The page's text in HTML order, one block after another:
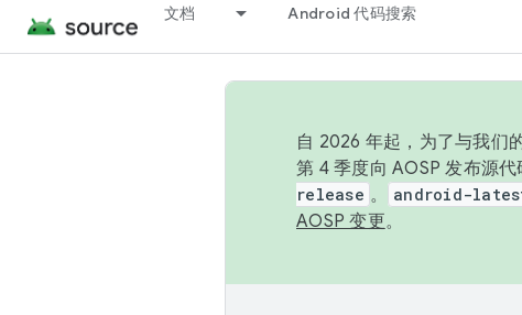
文档 Android 代码搜索
自 2026 年起，为了与我们
第 4 季度向 AOSP 发布源
release 。 android-
AOSP 变更。